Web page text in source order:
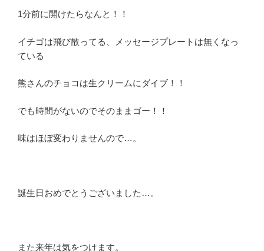
1分前に開けたらなんと！！
イチゴは飛び散ってる、メッセージプレートは無くなっ
ている
熊さんのチョコは生クリームにダイブ！！
でも時間がないのでそのままゴー！！
味はほぼ変わりませんので…。
誕生日おめでとうございました…。
また来年は気をつけます。